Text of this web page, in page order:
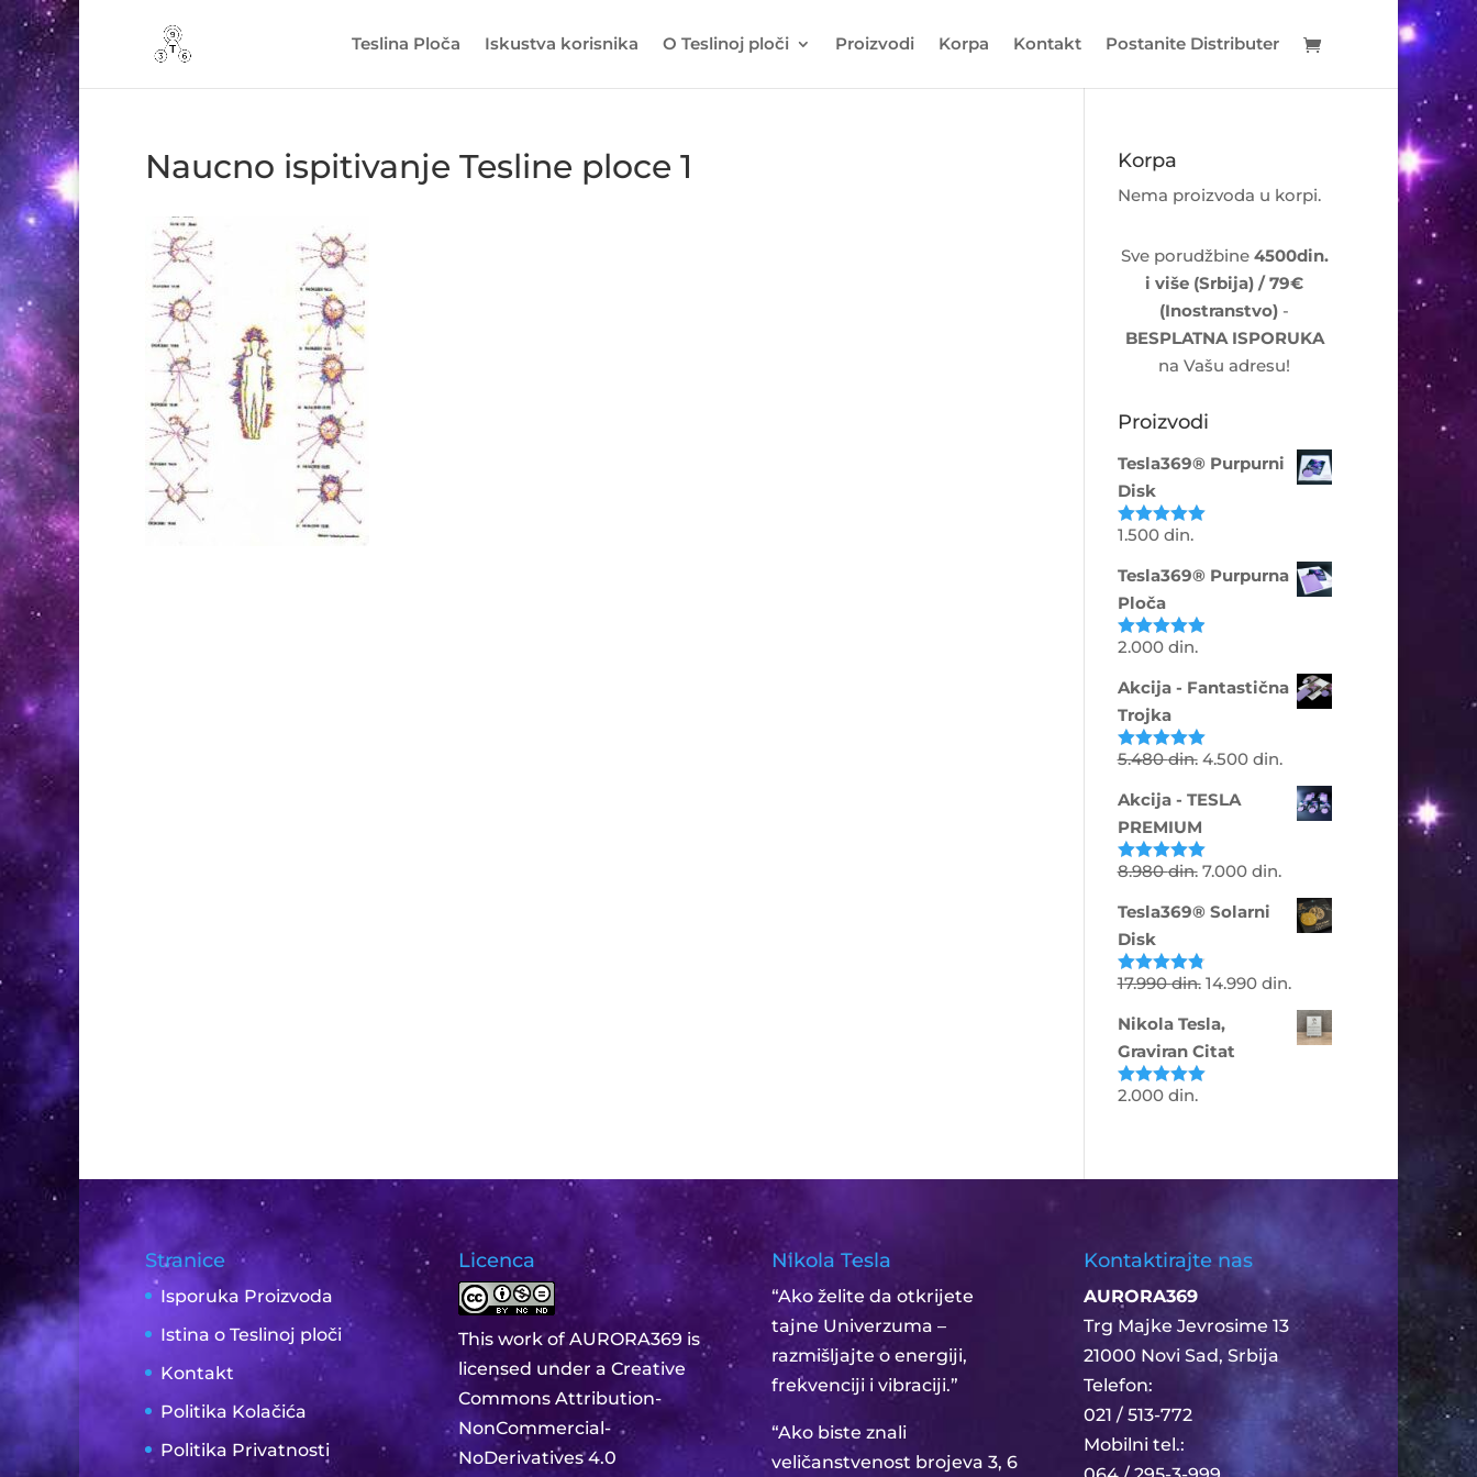
Teslina Ploča Iskustva korisnika O Teslinoj ploči Proizvodi Korpa Kontakt Postanite Distributer
Naucno ispitivanje Tesline ploce 1 Korpa
Nema proizvoda u korpi.
Sve porudžbine 4500din.
i više (Srbija) / 79€
(Inostranstvo) -
BESPLATNA ISPORUKA
na Vašu adresu!
Proizvodi
Tesla369® Purpurni
Disk
Ocenjeno
5
1.500 din.
Tesla369® Purpurna
Ploča
Ocenjeno
5
2.000 din.
Akcija - Fantastična
Trojka
Ocenjeno
5
5.480din. 4.500 din.
Akcija - TESLA
PREMIUM
Ocenjeno
5
8.980din. 7.000 din.
Tesla369® Solarni
Disk
Ocenjeno
5
17.990din. 14.990 din.
Nikola Tesla,
Graviran Citat
Ocenjeno
2.000 din.
Stranice
Isporuka Proizvoda
Istina o Teslinoj ploči
Kontakt
Politika Kolačića
Politika Privatnosti
Licenca
This work of AURORA369 is
licensed under a Creative
Commons Attribution-
NonCommercial-
NoDerivatives 4.0
Nikola Tesla
“Ako želite da otkrijete
tajne Univerzuma –
razmišljajte o energiji,
frekvenciji i vibraciji.”
“Ako biste znali
veličanstvenost brojeva 3, 6
Kontaktirajte nas
AURORA369
Trg Majke Jevrosime 13
21000 Novi Sad, Srbija
Telefon:​
021 / 513-772
Mobilni tel.: